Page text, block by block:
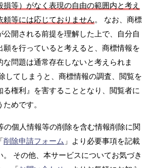
損等）がなく表現の自由の範囲内と考え
頼等には応じておりません。 なお、商標
公開される前提を理解した上で、自分自
願を行っていると考えると、商標情報を
問題は通常存在しないと考えられま
してしまうと、商標情報の調査、閲覧を
る権利』を害することとなり、閲覧者に
めです。
の個人情報等の削除を含む情報削除に関
削除申請フォーム 」より必要事項を記載
。 その他、本サービスについてお気づき